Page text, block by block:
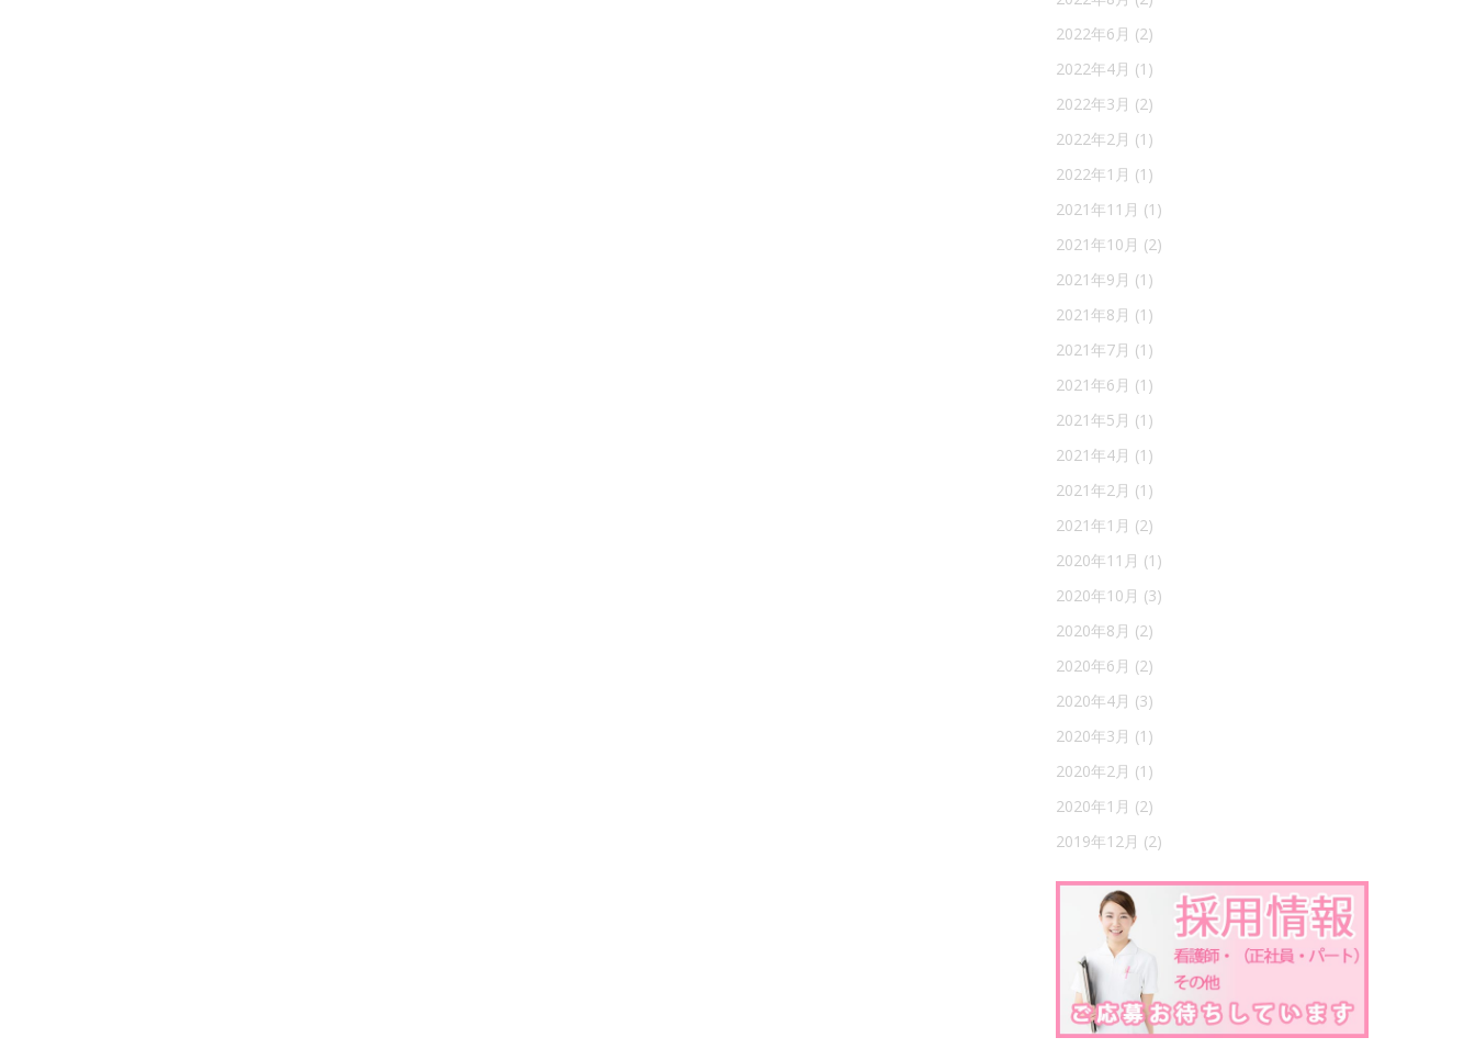
2022年6月 (2)
2022年4月 (1)
2022年3月 (2)
2022年2月 (1)
2022年1月 (1)
2021年11月 (1)
2021年10月 (2)
2021年9月 (1)
2021年8月 (1)
2021年7月 (1)
2021年6月 (1)
2021年5月 (1)
2021年4月 (1)
2021年2月 (1)
2021年1月 (2)
2020年11月 (1)
2020年10月 (3)
2020年8月 (2)
2020年6月 (2)
2020年4月 (3)
2020年3月 (1)
2020年2月 (1)
2020年1月 (2)
2019年12月 (2)